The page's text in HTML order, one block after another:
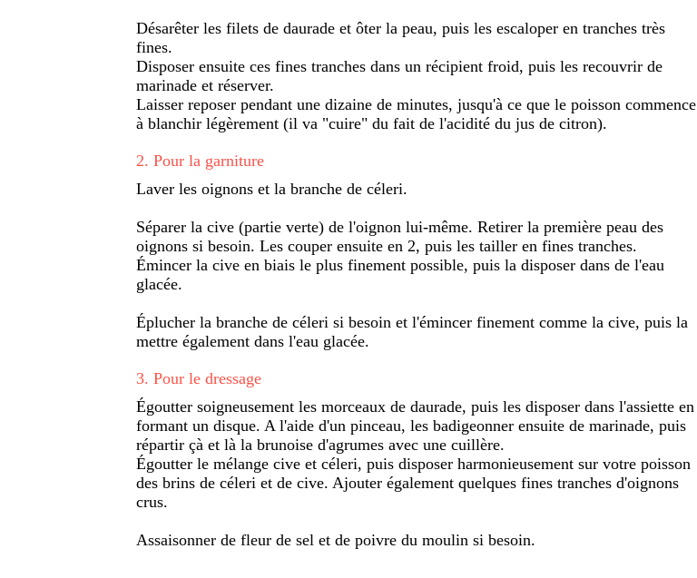
Désarêter les filets de daurade et ôter la peau, puis les escaloper en tranches très
fines.
Disposer ensuite ces fines tranches dans un récipient froid, puis les recouvrir de
marinade et réserver.
Laisser reposer pendant une dizaine de minutes, jusqu'à ce que le poisson commence
à blanchir légèrement (il va "cuire" du fait de l'acidité du jus de citron).
2. Pour la garniture
Laver les oignons et la branche de céleri.
Séparer la cive (partie verte) de l'oignon lui-même. Retirer la première peau des
oignons si besoin. Les couper ensuite en 2, puis les tailler en fines tranches.
Émincer la cive en biais le plus finement possible, puis la disposer dans de l'eau
glacée.
Éplucher la branche de céleri si besoin et l'émincer finement comme la cive, puis la
mettre également dans l'eau glacée.
3. Pour le dressage
Égoutter soigneusement les morceaux de daurade, puis les disposer dans l'assiette en
formant un disque. A l'aide d'un pinceau, les badigeonner ensuite de marinade, puis
répartir çà et là la brunoise d'agrumes avec une cuillère.
Égoutter le mélange cive et céleri, puis disposer harmonieusement sur votre poisson
des brins de céleri et de cive. Ajouter également quelques fines tranches d'oignons
crus.
Assaisonner de fleur de sel et de poivre du moulin si besoin.